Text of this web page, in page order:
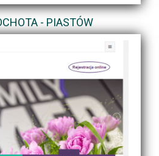
- PIASTÓW